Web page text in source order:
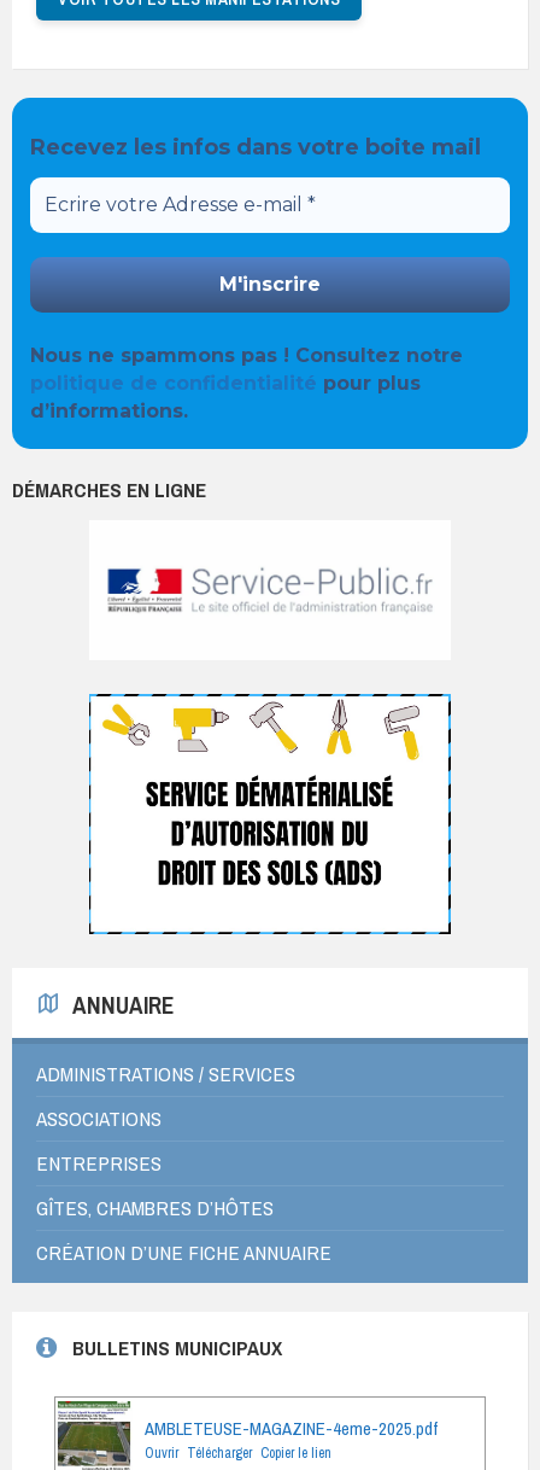
Recevez les infos dans votre boite mail
Nous ne spammons pas ! Consultez notre
politique de confidentialité pour plus
d’informations.
DÉMARCHES EN LIGNE
ANNUAIRE
ADMINISTRATIONS / SERVICES
ASSOCIATIONS
ENTREPRISES
GÎTES, CHAMBRES D’HÔTES
CRÉATION D’UNE FICHE ANNUAIRE
BULLETINS MUNICIPAUX
AMBLETEUSE-MAGAZINE-4eme-2025.pdf
Ouvrir Télécharger Copier le lien